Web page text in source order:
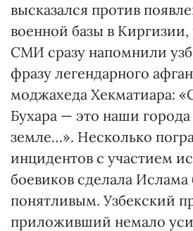
высказался против
военной базы в
СМИ сразу напомнили
фразу легендарного
моджахеда Хекматиара:
Бухара — это наши
земле…». Несколько
инцидентов с участием
боевиков сделала Ислама
понятливым. Уз­бек­ский
приложивший немало